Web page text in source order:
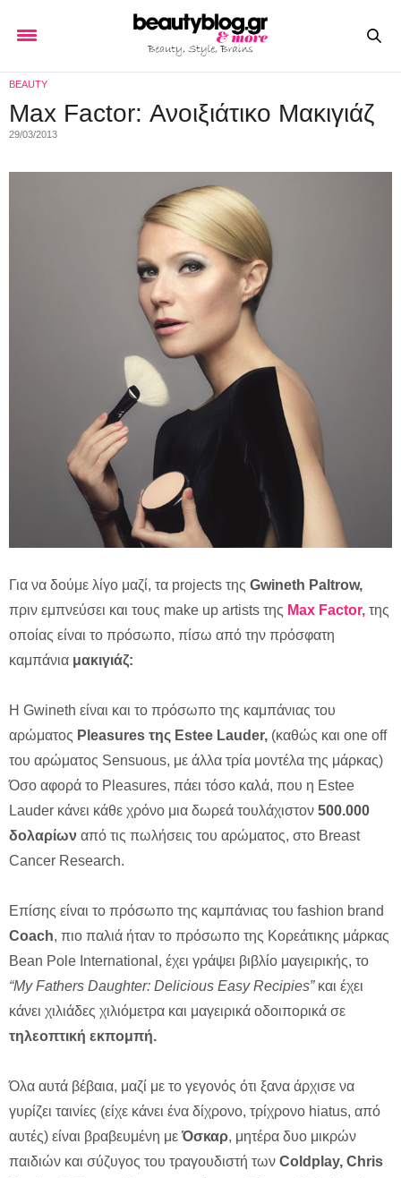
BEAUTY
Max Factor: Ανοιξιάτικο Μακιγιάζ
29/03/2013
Για να δούμε λίγο μαζί, τα projects της Gwineth Paltrow,
πριν εμπνεύσει και τους make up artists της Max Factor, της
οποίας είναι το πρόσωπο, πίσω από την πρόσφατη
καμπάνια μακιγιάζ:
H Gwineth είναι και το πρόσωπο της καμπάνιας του
αρώματος Pleasures της Estee Lauder, (καθώς και one off
του αρώματος Sensuous, με άλλα τρία μοντέλα της μάρκας)
Όσο αφορά το Pleasures, πάει τόσο καλά, που η Estee
Lauder κάνει κάθε χρόνο μια δωρεά τουλάχιστον 500.000
δολαρίων από τις πωλήσεις του αρώματος, στο Breast
Cancer Research.
Eπίσης είναι το πρόσωπο της καμπάνιας του fashion brand
Coach, πιο παλιά ήταν το πρόσωπο της Κορεάτικης μάρκας
Bean Pole International, έχει γράψει βιβλίο μαγειρικής, το
“My Fathers Daughter: Delicious Easy Recipies”και έχει
κάνει χιλιάδες χιλιόμετρα και μαγειρικά οδοιπορικά σε
τηλεοπτική εκπομπή.
Όλα αυτά βέβαια, μαζί με το γεγονός ότι ξανα άρχισε να
γυρίζει ταινίες (είχε κάνει ένα δίχρονο, τρίχρονο hiatus, από
αυτές) είναι βραβευμένη μεΌσκαρ, μητέρα δυο μικρών
παιδιών και σύζυγος του τραγουδιστή των Coldplay, Chris